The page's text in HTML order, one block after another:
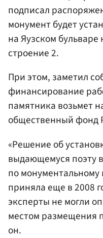
подписал
монумент будет
на Яузском
строение 2.
При этом, заметил
финансирование
памятника возьмет
общественный фонд
«Решение об
выдающемуся поэту
по монументальному
приняла еще в 2008
эксперты не могли
местом размещения
он.